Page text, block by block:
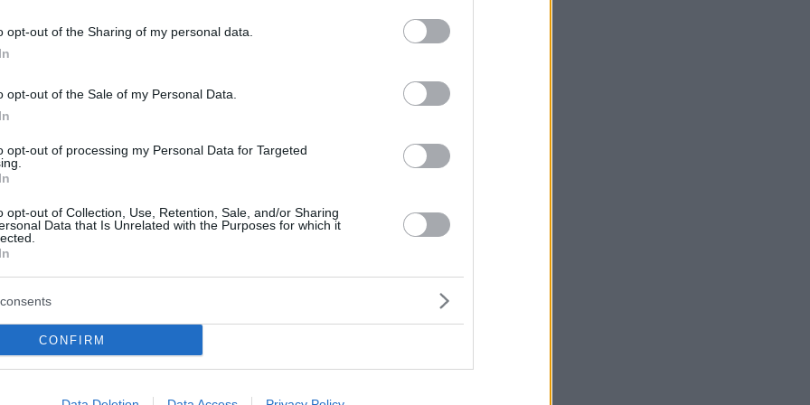
opt-out of the Sharing of my personal data.
opt-out of the Sale of my Personal Data.
opt-out of processing my Personal Data for Targeted
opt-out of Collection, Use, Retention, Sale, and/or Sharing
Data that Is Unrelated with the Purposes for which it
CONFIRM
εκατομμύρια ο συνολικός αριθμός των ενεργών
σε κυκλοφορία
τσάντα με τραπεζική κάρτα
τρεις αγορές
του ελέγχου, ο ένας από τους δράστες
η πλατφόρμα myCAR για τα
διαβάστε πώς θα
σε δόσεις